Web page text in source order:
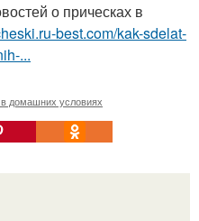
о прическах в
best.com/kak-sdelat-
...
домашних условиях